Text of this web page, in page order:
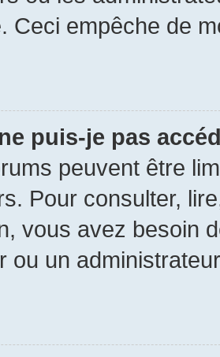
Ceci empêche de
puis-je pas
peuvent être
Pour consulter,
vous avez besoin
ou un